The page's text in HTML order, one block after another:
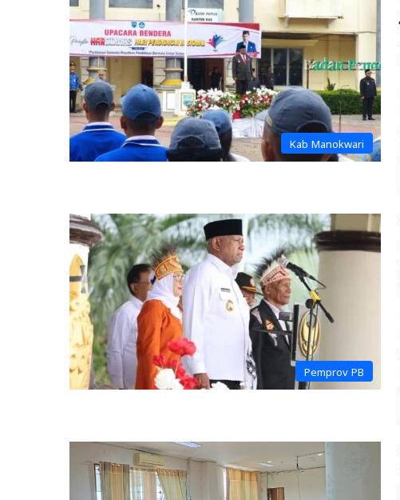
Kab Manokwari
Pemprov PB